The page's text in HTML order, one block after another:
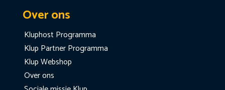
Over ons
Kluphost Programma
Klup Partner Programma
Klup Webshop
Over ons